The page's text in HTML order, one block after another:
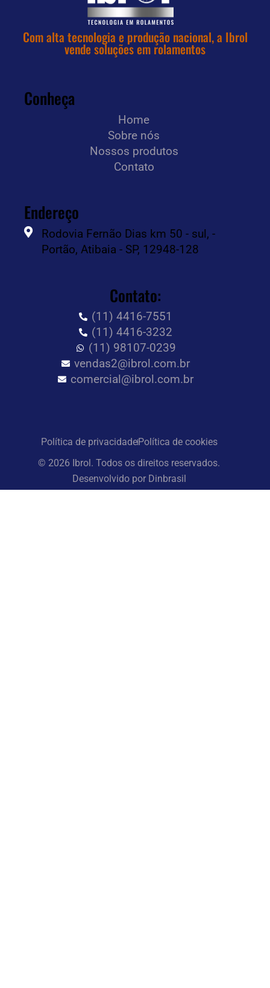
Com alta tecnologia e produção nacional, a Ibrol
vende soluções em rolamentos
Conheça
Home
Sobre nós
Nossos produtos
Contato
Endereço
Rodovia Fernão Dias km 50 - sul, -
Portão, Atibaia - SP, 12948-128
Contato:
(11) 4416-7551
(11) 4416-3232
(11) 98107-0239
vendas2@ibrol.com.br
comercial@ibrol.com.br
Política de privacidadePolítica de cookies
© 2026 Ibrol. Todos os direitos reservados.
Desenvolvido por Dinbrasil